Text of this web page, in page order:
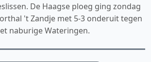
De Haagse ploeg ging zondag
't Zandje met 5-3 onderuit tegen
naburige Wateringen.